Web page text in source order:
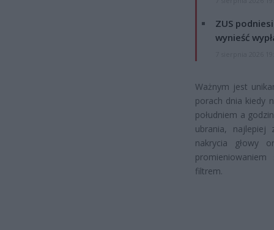
ZUS
wynieść
Ważnym jest
porach dnia kiedy
południem a
ubrania, najlepiej
nakrycia głowy
filtrem.